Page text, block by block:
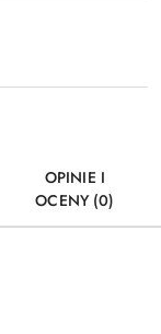
OPINIE I
OCENY (0)